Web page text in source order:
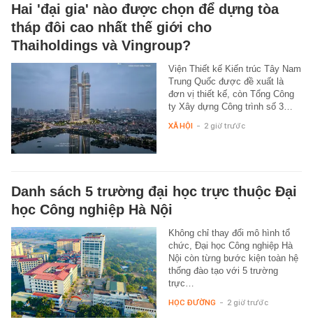
Hai 'đại gia' nào được chọn để dựng tòa
tháp đôi cao nhất thế giới cho
Thaiholdings và Vingroup?
Viện Thiết kế Kiến trúc Tây Nam
Trung Quốc được đề xuất là
đơn vị thiết kế, còn Tổng Công
ty Xây dựng Công trình số 3…
XÃ HỘI - 2 giờ trước
Danh sách 5 trường đại học trực thuộc Đại
học Công nghiệp Hà Nội
Không chỉ thay đổi mô hình tổ
chức, Đại học Công nghiệp Hà
Nội còn từng bước kiện toàn hệ
thống đào tạo với 5 trường
trực…
HỌC ĐƯỜNG - 2 giờ trước